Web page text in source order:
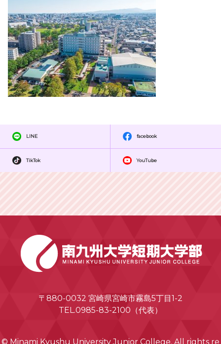
LINE facebook
TikTok YouTube
〒880-0032 宮崎県宮崎市霧島5丁目1-2
TEL.0985-83-2100（代表）
© Minami Kyushu University Junior College. All rights re